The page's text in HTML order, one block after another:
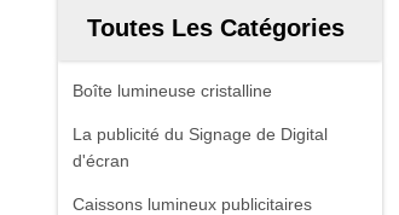
Toutes Les Catégories
Boîte lumineuse cristalline
La publicité du Signage de Digital
d'écran
Caissons lumineux publicitaires